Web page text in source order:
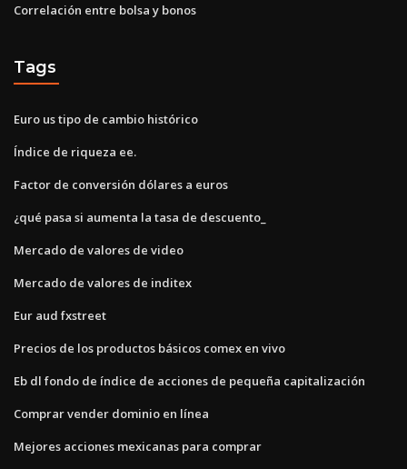
Correlación entre bolsa y bonos
Tags
Euro us tipo de cambio histórico
Índice de riqueza ee.
Factor de conversión dólares a euros
¿qué pasa si aumenta la tasa de descuento_
Mercado de valores de video
Mercado de valores de inditex
Eur aud fxstreet
Precios de los productos básicos comex en vivo
Eb dl fondo de índice de acciones de pequeña capitalización
Comprar vender dominio en línea
Mejores acciones mexicanas para comprar